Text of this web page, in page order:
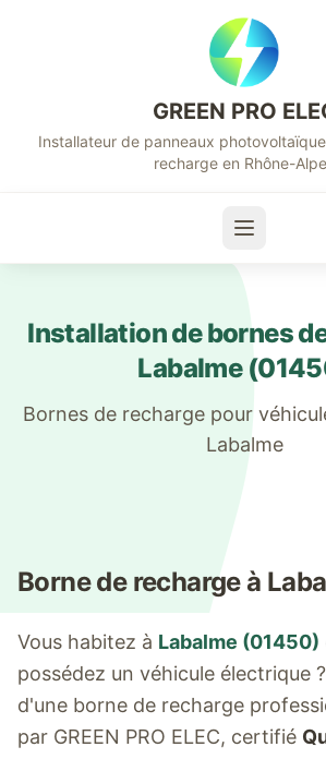
GREEN PRO
Installateur de panneaux
recharge en Rhône-
Installation de bornes
Labalme(
Bornes de recharge pour
Labalme
Borne de recharge à
Vous habitez à Labalme (01450)
possédez un véhicule électrique
d'une borne de recharge
par GREEN PRO ELEC, certifié